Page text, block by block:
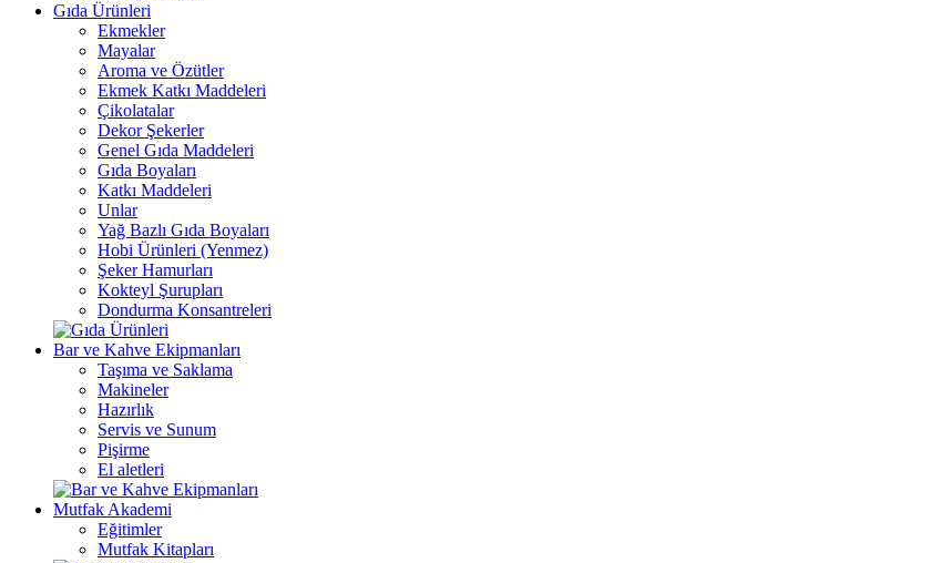
Gıda Ürünleri
Ekmekler
Mayalar
Aroma ve Özütler
Ekmek Katkı Maddeleri
Çikolatalar
Dekor Şekerler
Genel Gıda Maddeleri
Gıda Boyaları
Katkı Maddeleri
Unlar
Yağ Bazlı Gıda Boyaları
Hobi Ürünleri (Yenmez)
Şeker Hamurları
Kokteyl Şurupları
Dondurma Konsantreleri
Bar ve Kahve Ekipmanları
Taşıma ve Saklama
Makineler
Hazırlık
Servis ve Sunum
Pişirme
El aletleri
Mutfak Akademi
Eğitimler
Mutfak Kitapları